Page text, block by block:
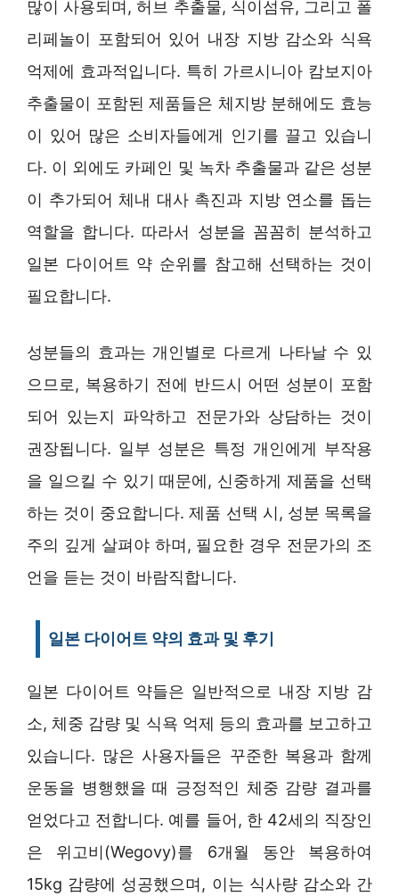
많이 사용되며, 허브 추출물, 식이섬유, 그리고 폴
리페놀이 포함되어 있어 내장 지방 감소와 식욕
억제에 효과적입니다. 특히 가르시니아 캄보지아
추출물이 포함된 제품들은 체지방 분해에도 효능
이 있어 많은 소비자들에게 인기를 끌고 있습니
다. 이 외에도 카페인 및 녹차 추출물과 같은 성분
이 추가되어 체내 대사 촉진과 지방 연소를 돕는
역할을 합니다. 따라서 성분을 꼼꼼히 분석하고
일본 다이어트 약 순위를 참고해 선택하는 것이
필요합니다.
성분들의 효과는 개인별로 다르게 나타날 수 있
으므로, 복용하기 전에 반드시 어떤 성분이 포함
되어 있는지 파악하고 전문가와 상담하는 것이
권장됩니다. 일부 성분은 특정 개인에게 부작용
을 일으킬 수 있기 때문에, 신중하게 제품을 선택
하는 것이 중요합니다. 제품 선택 시, 성분 목록을
주의 깊게 살펴야 하며, 필요한 경우 전문가의 조
언을 듣는 것이 바람직합니다.
일본 다이어트 약의 효과 및 후기
일본 다이어트 약들은 일반적으로 내장 지방 감
소, 체중 감량 및 식욕 억제 등의 효과를 보고하고
있습니다. 많은 사용자들은 꾸준한 복용과 함께
운동을 병행했을 때 긍정적인 체중 감량 결과를
얻었다고 전합니다. 예를 들어, 한 42세의 직장인
은 위고비(Wegovy)를 6개월 동안 복용하여
15kg 감량에 성공했으며, 이는 식사량 감소와 간